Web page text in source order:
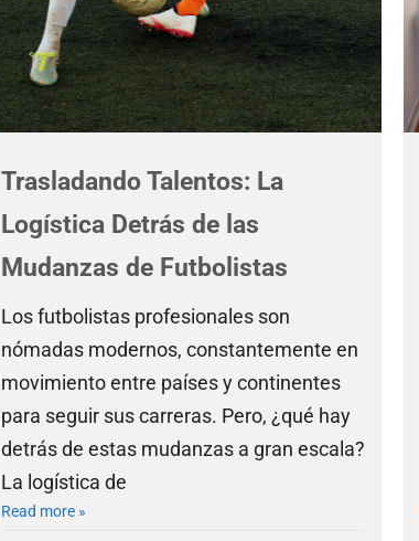
Trasladando Talentos: La
Logística Detrás de las
Mudanzas de Futbolistas
Los futbolistas profesionales son
nómadas modernos, constantemente en
movimiento entre países y continentes
para seguir sus carreras. Pero, ¿qué hay
detrás de estas mudanzas a gran escala?
La logística de
Read more »